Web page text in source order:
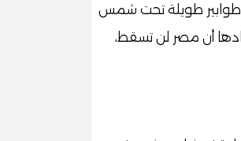
طوابير طويلة تحت شمس
أن مصر لن تسقط،